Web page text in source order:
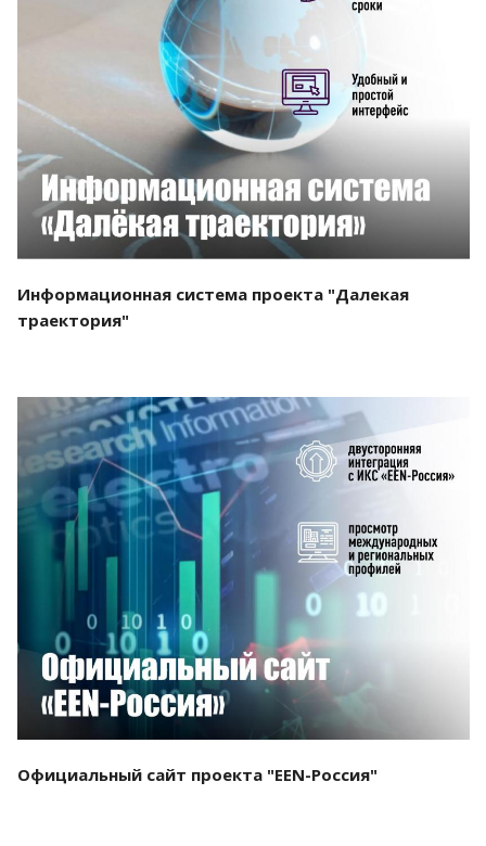
Смотреть проект
Информационная система проекта "Далекая
траектория"
Смотреть проект
Официальный сайт проекта "EEN-Россия"